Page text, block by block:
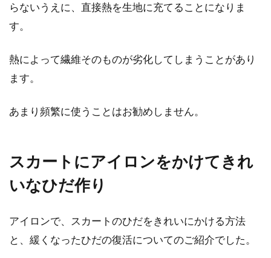
らないうえに、直接熱を生地に充てることになりま
す。
熱によって繊維そのものが劣化してしまうことがあり
ます。
あまり頻繁に使うことはお勧めしません。
スカートにアイロンをかけてきれ
いなひだ作り
アイロンで、スカートのひだをきれいにかける方法
と、緩くなったひだの復活についてのご紹介でした。